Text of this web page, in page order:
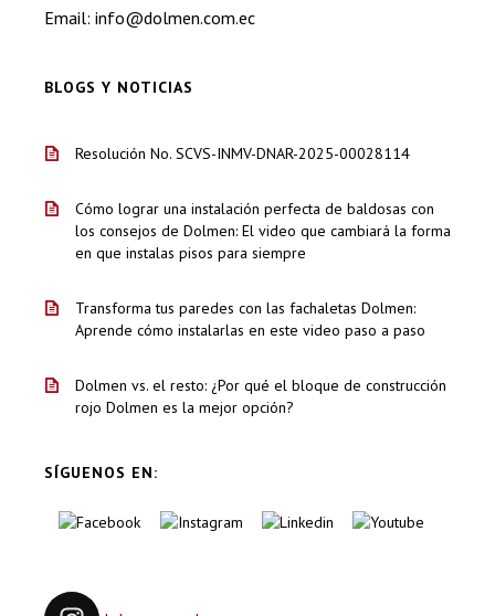
Email: info@dolmen.com.ec
BLOGS Y NOTICIAS
Resolución No. SCVS-INMV-DNAR-2025-00028114
Cómo lograr una instalación perfecta de baldosas con
los consejos de Dolmen: El video que cambiará la forma
en que instalas pisos para siempre
Transforma tus paredes con las fachaletas Dolmen:
Aprende cómo instalarlas en este video paso a paso
Dolmen vs. el resto: ¿Por qué el bloque de construcción
rojo Dolmen es la mejor opción?
SÍGUENOS EN: